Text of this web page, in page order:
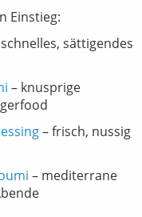
Einstieg:
sättigendes
– knusprige
– frisch, nussig
– mediterrane